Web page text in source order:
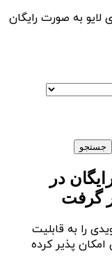
لایو به صورت رایگان
در
گرفت
را به قابلیت
پذیر کرده